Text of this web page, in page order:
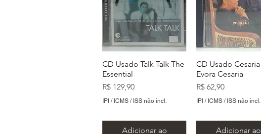
CD Usado Talk Talk The
Essential
Preço
R$ 129,90
IPI / ICMS / ISS não incl.
Adicionar ao
CD Usado Cesaria
Evora Cesaria
Preço
R$ 62,90
IPI / ICMS / ISS não incl.
Adicionar ao